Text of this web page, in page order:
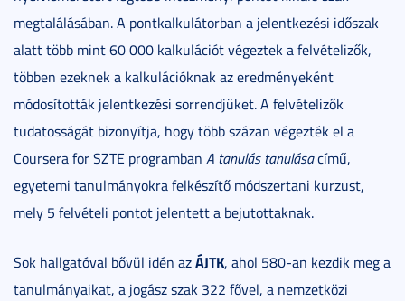
megtalálásában. A pontkalkulátorban a jelentkezési időszak
alatt több mint 60 000 kalkulációt végeztek a felvételizők,
többen ezeknek a kalkulációknak az eredményeként
módosították jelentkezési sorrendjüket. A felvételizők
tudatosságát bizonyítja, hogy több százan végezték el a
Coursera for SZTE programban A tanulás tanulásacímű,
egyetemi tanulmányokra felkészítő módszertani kurzust,
mely 5 felvételi pontot jelentett a bejutottaknak.
Sok hallgatóval bővül idén azÁJTK, ahol 580-an kezdik meg a
tanulmányaikat, a jogász szak 322 fővel, a nemzetközi